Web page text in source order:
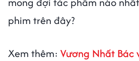
phim trên đây?
Xem thêm: Vương Nhất Bác